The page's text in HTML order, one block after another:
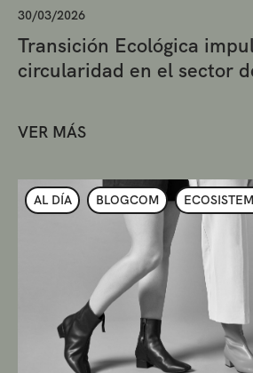
30/03/2026
Transición Ecológica
circularidad en el sector
VER MÁS
AL DÍA BLOGCOM